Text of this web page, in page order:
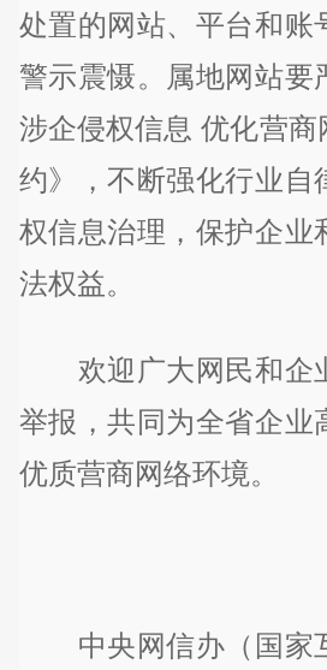
处置的网站、平台和账
警示震慑。属地网站要
涉企侵权信息 优化营商
约》，不断强化行业自
权信息治理，保护企业
法权益。
欢迎广大网民和企
举报，共同为全省企业
优质营商网络环境。
中央网信办（国家